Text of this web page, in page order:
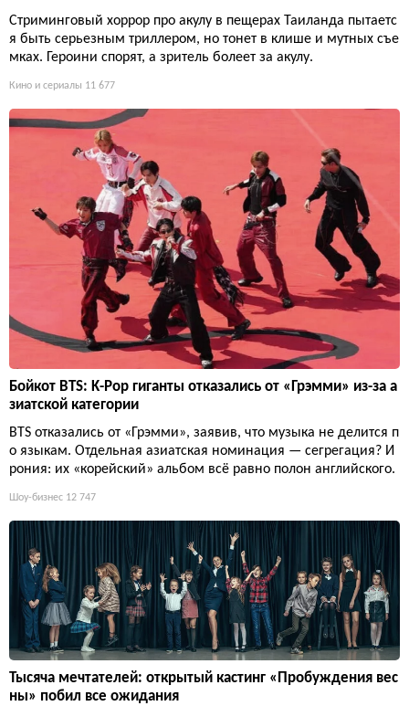
Стриминговый хоррор про акулу в пещерах Таиланда пытаетс
я быть серьезным триллером, но тонет в клише и мутных съе
мках. Героини спорят, а зритель болеет за акулу.
Кино и сериалы 11 677
Бойкот BTS: K-Pop гиганты отказались от «Грэмми» из-за а
зиатской категории
BTS отказались от «Грэмми», заявив, что музыка не делится п
о языкам. Отдельная азиатская номинация — сегрегация? И
рония: их «корейский» альбом всё равно полон английского.
Шоу-бизнес 12 747
Тысяча мечтателей: открытый кастинг «Пробуждения вес
ны» побил все ожидания